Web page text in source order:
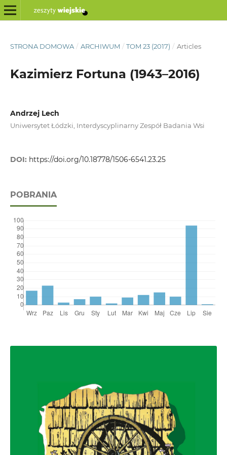
STRONA DOMOWA / ARCHIWUM / TOM 23 (2017) / Articles
Kazimierz Fortuna (1943–2016)
Andrzej Lech
Uniwersytet Łódzki, Interdyscyplinarny Zespół Badania Wsi
DOI: https://doi.org/10.18778/1506-6541.23.25
POBRANIA